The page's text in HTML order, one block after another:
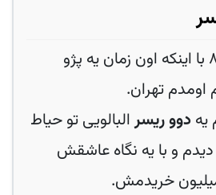
باسلام، من سال ۸۵ با اینکه اون زمان یه پژو
اومدم تهران.
دوو ریسرالبالویی تو حیاط
و با یه نگاه عاشقش